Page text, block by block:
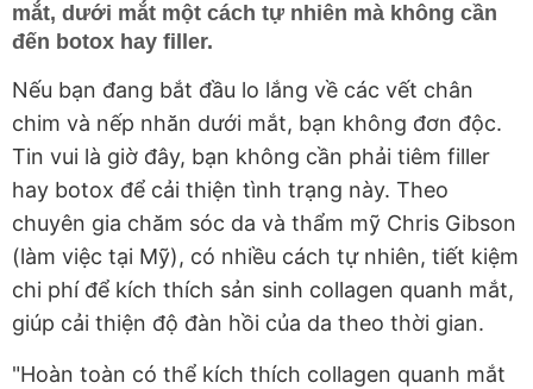
mắt, dưới mắt một cách tự nhiên mà không cần
đến botox hay filler.
Nếu bạn đang bắt đầu lo lắng về các vết chân
chim và nếp nhăn dưới mắt, bạn không đơn độc.
Tin vui là giờ đây, bạn không cần phải tiêm filler
hay botox để cải thiện tình trạng này. Theo
chuyên gia chăm sóc da và thẩm mỹ Chris Gibson
(làm việc tại Mỹ), có nhiều cách tự nhiên, tiết kiệm
chi phí để kích thích sản sinh collagen quanh mắt,
giúp cải thiện độ đàn hồi của da theo thời gian.
"Hoàn toàn có thể kích thích collagen quanh mắt